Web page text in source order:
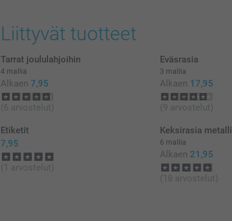
Liittyvät tuotteet
Tarrat joululahjoihin
4 mallia
Alkaen 7,95
(6 arvostelut)
Eväsrasia
3 mallia
Alkaen 17,95
(9 arvostelut)
Etiketit
7,95
(1 arvostelut)
Keksirasia metalli
6 mallia
Alkaen 21,95
(18 arvostelut)